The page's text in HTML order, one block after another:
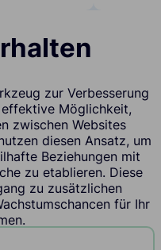
zur Verbesserung
Möglichkeit,
zwischen Websites
diesen Ansatz, um
Beziehungen mit
zu etablieren. Diese
zu zusätzlichen
für Ihr